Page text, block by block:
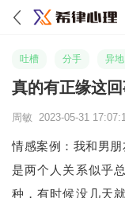
吐槽 分手 异地
真的有正缘这
周敏 2023-05-31
情感案例：我和男
是两个人关系似乎
种，有时候没几天